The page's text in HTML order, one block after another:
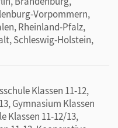
Vorpommern,
Rheinland-Pfalz,
Schleswig-Holstein,
Klassen 11-12,
Gymnasium Klassen
Klassen 11-12/13,